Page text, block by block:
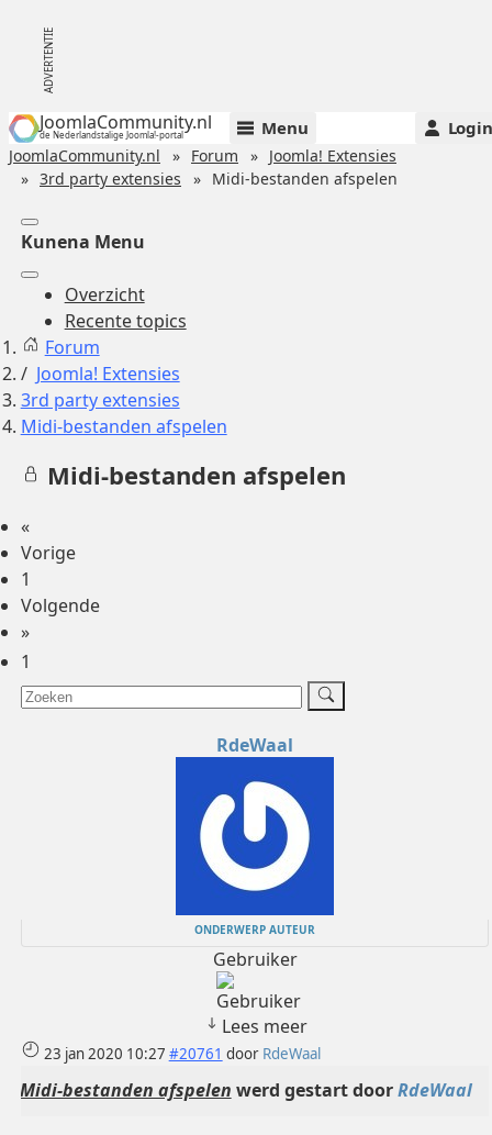
JoomlaCommunity.nl
de Nederlandstalige Joomla!-portal Menu Login
JoomlaCommunity.nl Forum
Joomla! Extensies
3rd party extensies
Midi-bestanden afspelen
Kunena Menu
Overzicht
Recente topics
Forum
Joomla! Extensies
3rd party extensies
Midi-bestanden afspelen
Midi-bestanden afspelen
«
Vorige
1
Volgende
»
1
RdeWaal
ONDERWERP AUTEUR
Gebruiker
Lees meer
23 jan 2020 10:27 #20761 door RdeWaal
Midi-bestanden afspelen werd gestart doorRdeWaal